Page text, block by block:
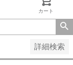
カート
詳細検索